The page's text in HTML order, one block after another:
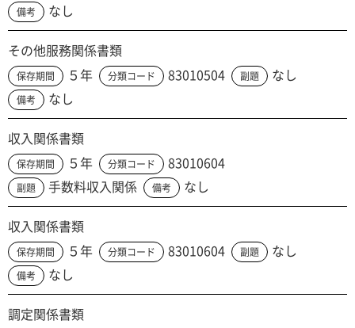
備考 なし
その他服務関係書類
保存期間 ５年 分類コード 83010504 副題 なし
備考 なし
収入関係書類
保存期間 ５年 分類コード 83010604
副題 手数料収入関係 備考 なし
収入関係書類
保存期間 ５年 分類コード 83010604 副題 なし
備考 なし
調定関係書類